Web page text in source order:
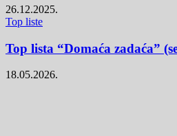
26.12.2025.
Top liste
Top lista “Domaća zadaća”
18.05.2026.